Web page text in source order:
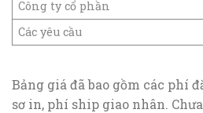
Công ty cổ phần
Các yêu cầu
Bảng giá đã bao gồm các phí
sơ in, phí ship giao nhân.